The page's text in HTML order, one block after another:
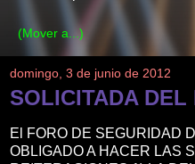
domingo, 3 de junio de 2012
SOLICITADA DEL
El FORO DE SEGURIDAD
OBLIGADO A HACER LAS